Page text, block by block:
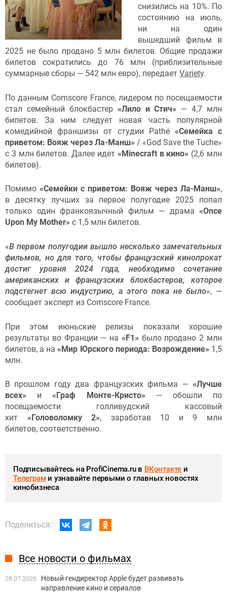
снизились на 10%. По
состоянию на июль,
ни на один
вышедший фильм в
2025 не было продано 5 млн билетов. Общие продажи
билетов сократились до 76 млн (приблизительные
суммарные сборы — 542 млн евро), передает Variety.
По данным Comscore France, лидером по посещаемости
стал семейный блокбастер «Лило и Стич» — 4,7 млн
билетов. За ним следует новая часть популярной
комедийной франшизы от студии Pathé «Семейка с
приветом: Вояж через Ла-Манш» / «God Save the Tuche»
с 3 млн билетов. Далее идет «Minecraft в кино» (2,6 млн
билетов).
Помимо «Семейки с приветом: Вояж через Ла-Манш»,
в десятку лучших за первое полугодие 2025 попал
только один франкоязычный фильм — драма «Once
Upon My Mother» с 1,5 млн билетов.
«В первом полугодии вышло несколько замечательных
фильмов, но для того, чтобы французский кинопрокат
достиг уровня 2024 года, необходимо сочетание
американских и французских блокбастеров, которое
подстегнет всю индустрию, а этого пока не было», —
сообщает эксперт из Comscore France.
При этом июньские релизы
показали хорошие
результаты во Франции — на «F1» было продано 2 млн
билетов, а на«Мир Юрского периода: Возрождение» 1,5
млн.
В прошлом году два французских фильма — «Лучше
всех» и«Граф Монте-Кристо» —
обошли по
посещаемости голливудский кассовый
хит «Головоломку 2», заработав 10 и 9 млн
билетов, соответственно.
Подписывайтесь на ProfiCinema.ru в ВКонтакте и
Телеграми узнавайте первыми о главных новостях
кинобизнеса
Поделиться:
Все новости о фильмах
28.07.2026
Новый гендиректор Apple будет развивать
направление кино и сериалов